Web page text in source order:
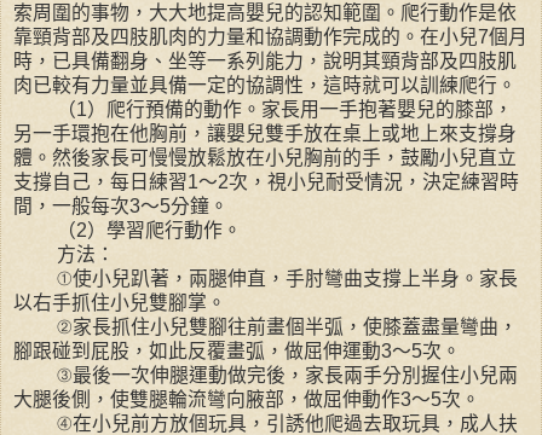
索周圍的事物，大大地提高嬰兒的認知範圍。爬行動作是依
靠頸背部及四肢肌肉的力量和協調動作完成的。在小兒7個月
時，已具備翻身、坐等一系列能力，說明其頸背部及四肢肌
肉已較有力量並具備一定的協調性，這時就可以訓練爬行。
（1）爬行預備的動作。家長用一手抱著嬰兒的膝部，
另一手環抱在他胸前，讓嬰兒雙手放在桌上或地上來支撐身
體。然後家長可慢慢放鬆放在小兒胸前的手，鼓勵小兒直立
支撐自己，每日練習1～2次，視小兒耐受情況，決定練習時
間，一般每次3～5分鐘。
（2）學習爬行動作。
方法：
①使小兒趴著，兩腿伸直，手肘彎曲支撐上半身。家長
以右手抓住小兒雙腳掌。
②家長抓住小兒雙腳往前畫個半弧，使膝蓋盡量彎曲，
腳跟碰到屁股，如此反覆畫弧，做屈伸運動3～5次。
③最後一次伸腿運動做完後，家長兩手分別握住小兒兩
大腿後側，使雙腿輪流彎向腋部，做屈伸動作3～5次。
④在小兒前方放個玩具，引誘他爬過去取玩具，成人扶